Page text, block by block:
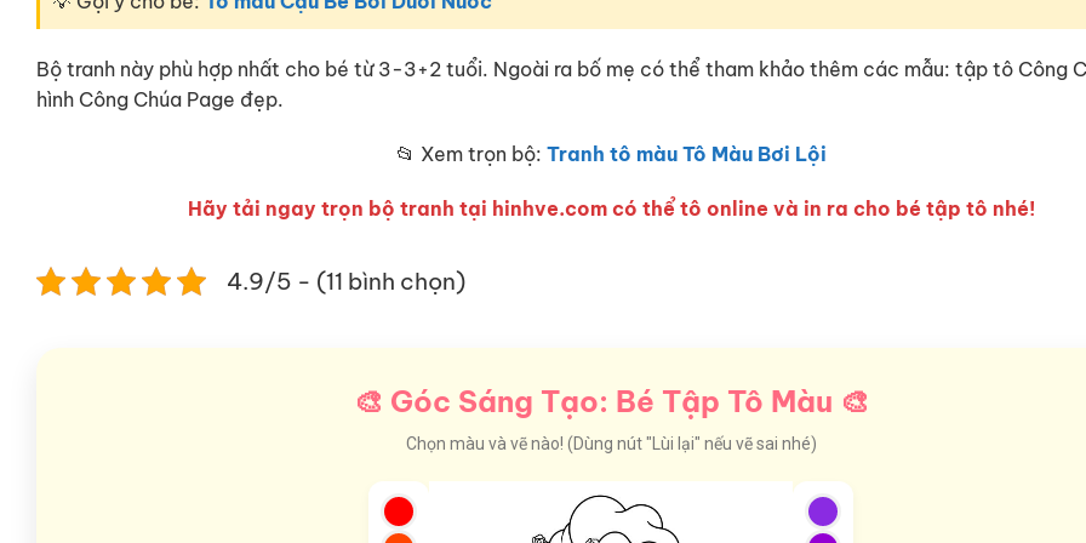
Bộ tranh này phù hợp nhất cho bé từ 3-3+2 tuổi. Ngoài ra bố mẹ có thể tham khảo thêm các mẫu: tập tô Công
hình Công Chúa Page đẹp.
📂 Xem trọn bộ: Tranh tô màu Tô Màu Bơi Lội
Hãy tải ngay trọn bộ tranh tại hinhve.com có thể tô online và in ra cho bé tập tô nhé!
4.9/5 - (11 bình chọn)
🎨 Góc Sáng Tạo: Bé Tập Tô Màu 🎨
Chọn màu và vẽ nào! (Dùng nút "Lùi lại" nếu vẽ sai nhé)